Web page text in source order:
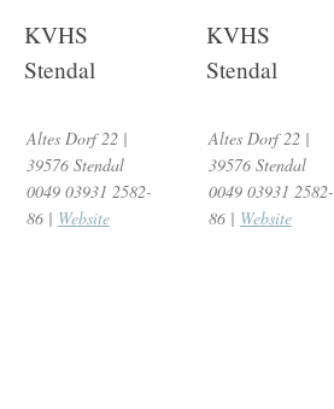
KVHS
Stendal
Altes Dorf 22 |
39576 Stendal
0049 03931 2582-
86 | Website
KVHS
Stendal
Altes Dorf 22 |
39576 Stendal
0049 03931 2582-
86 | Website